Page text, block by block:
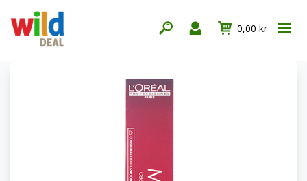
0,00 kr